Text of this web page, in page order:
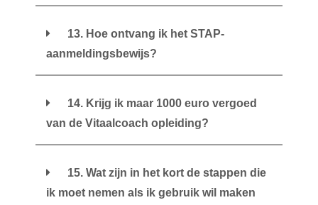
13. Hoe ontvang ik het STAP-
aanmeldingsbewijs?
14. Krijg ik maar 1000 euro vergoed
van de Vitaalcoach opleiding?
15. Wat zijn in het kort de stappen die
ik moet nemen als ik gebruik wil maken